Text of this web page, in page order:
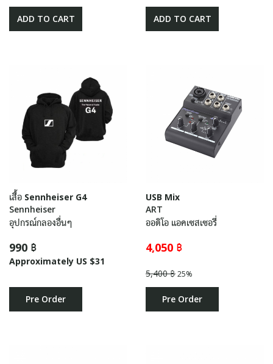
ADD TO CART ADD TO CART
เสื้อ Sennheiser G4
Sennheiser
อุปกรณ์กลองอื่นๆ
990 ฿
Approximately US $31
Pre Order
USB Mix
ART
ออดิโอ แอคเซสเซอรี่
4,050 ฿
5,400 ฿25%
Pre Order